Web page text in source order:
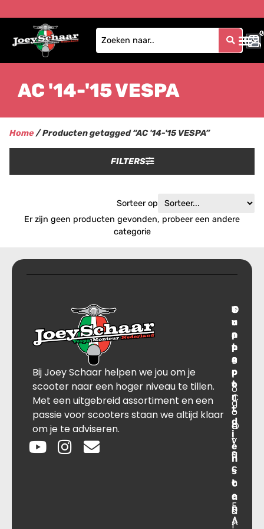
0
0
AC '14-'15 VESPA
Home/ Producten getagged “AC '14-'15 VESPA”
FILTERS
Sorteer op
Er zijn geen producten gevonden, probeer een andere
categorie
Bij Joey Schaar helpen we jou om je
scooter naar een hoger niveau te tillen.
Met een uitgebreid assortiment en een
passie voor scooters staan we altijd klaar
om je te adviseren.
T
r
a
n
s
p
o
r
t
d
i
e
n
s
t
e
n
A
O
v
e
r
B
l
o
g
O
v
e
r
o
n
s
S
u
p
p
o
r
t
C
o
n
t
a
c
t
F
A
C
o
n
t
a
c
t
J
o
e
y
S
c
h
a
a
r